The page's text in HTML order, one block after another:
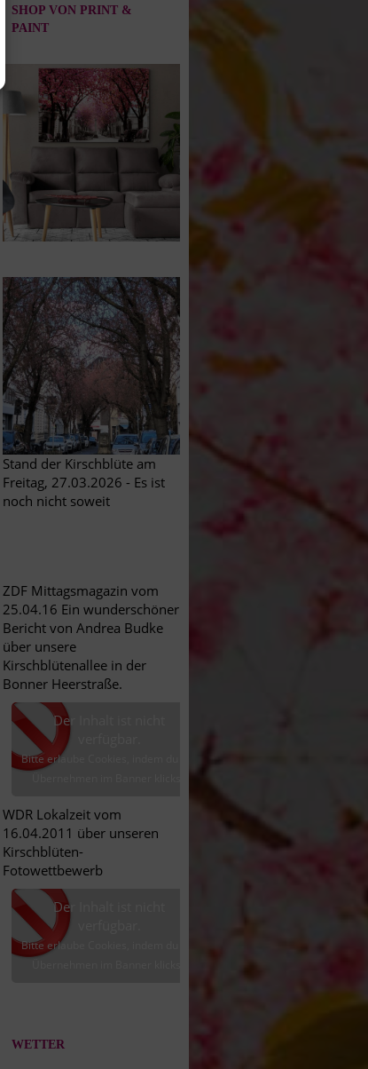
SHOP VON PRINT &
PAINT
Stand der Kirschblüte am
Freitag, 27.03.2026 - Es ist
noch nicht soweit
ZDF Mittagsmagazin vom
25.04.16 Ein wunderschöner
Bericht von Andrea Budke
über unsere
Kirschblütenallee in der
Bonner Heerstraße.
Der Inhalt ist nicht
Bitte erlaube Cookies, indem du auf
WDR Lokalzeit vom
16.04.2011 über unseren
Kirschblüten-
Fotowettbewerb
Der Inhalt ist nicht
Bitte erlaube Cookies, indem du auf
WETTER